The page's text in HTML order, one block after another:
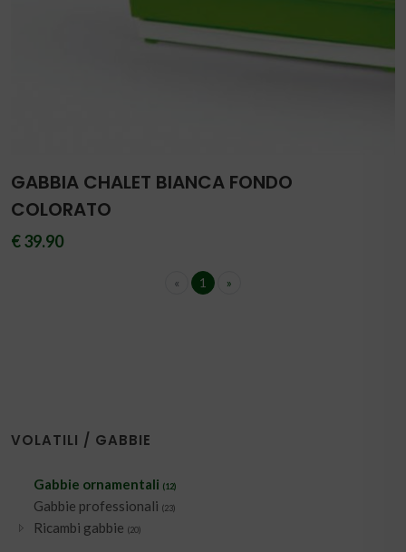
GABBIA CHALET BIANCA FONDO
COLORATO
€ 39.90
« 1 »
VOLATILI / GABBIE
Gabbie ornamentali (12)
Gabbie professionali (23)
Ricambi gabbie (20)